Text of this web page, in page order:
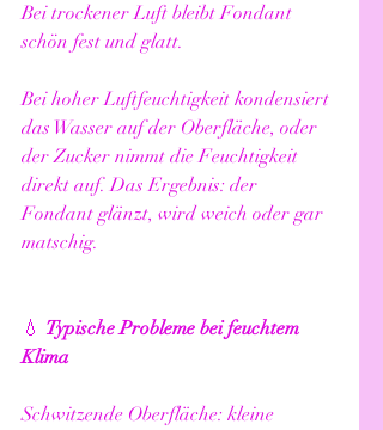
Bei trockener Luft bleibt Fondant
schön fest und glatt.
Bei hoher Luftfeuchtigkeit kondensiert
das Wasser auf der Oberfläche, oder
der Zucker nimmt die Feuchtigkeit
direkt auf. Das Ergebnis: der
Fondant glänzt, wird weich oder gar
matschig.
💧 Typische Probleme bei feuchtem
Klima
Schwitzende Oberfläche: kleine